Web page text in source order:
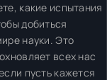
какие испытания
добиться
науки. Это
всех нас
пусть кажется